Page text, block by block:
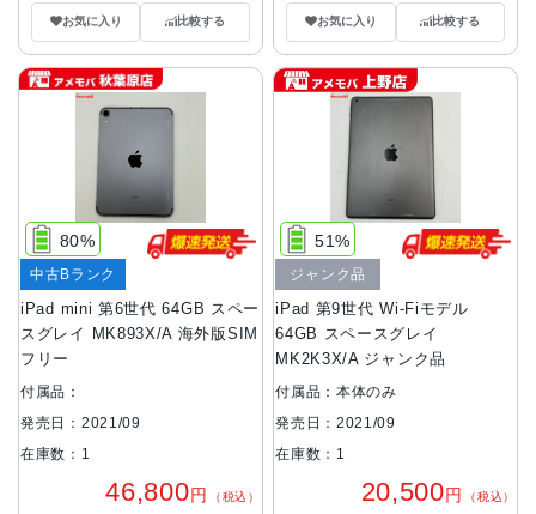
お気に入り 比較する お気に入り 比較する
iPad mini 第6世代 64GB スペー
スグレイ MK893X/A 海外版SIM
フリー
80%
中古Bランク
付属品：
発売日：2021/09
在庫数：1
46,800円 （税込）
iPad 第9世代 Wi-Fiモデル
64GB スペースグレイ
MK2K3X/A ジャンク品
51%
ジャンク品
付属品：本体のみ
発売日：2021/09
在庫数：1
20,500円 （税込）